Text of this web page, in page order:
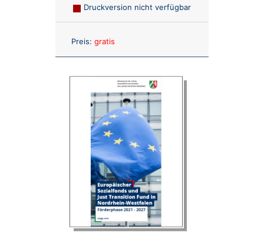
Druckversion nicht verfügbar
Preis: gratis